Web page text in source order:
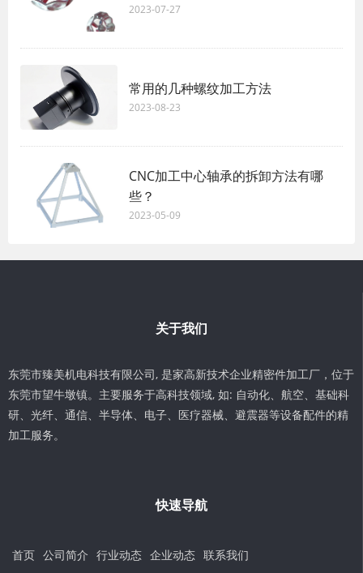
2023-07-27
常用的几种螺纹加工方法
2023-08-23
CNC加工中心轴承的拆卸方法有哪
些？
2023-05-09
关于我们
东莞市臻美机电科技有限公司, 是家高新技术企业精密件加工厂，位于
东莞市望牛墩镇。主要服务于高科技领域, 如: 自动化、航空、基础科
研、光纤、通信、半导体、电子、医疗器械、避震器等设备配件的精
加工服务。
快速导航
首页 公司简介 行业动态 企业动态 联系我们